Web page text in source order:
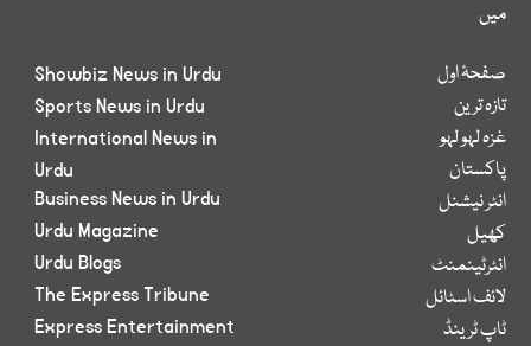
میں
صفحۂ اول
تازہ ترین
غزہ لہو لہو
پاکستان
انٹر نیشنل
کھیل
انٹرٹینمنٹ
لائف اسٹائل
ٹاپ ٹرینڈ
Showbiz News in Urdu
Sports News in Urdu
International News in
Urdu
Business News in Urdu
Urdu Magazine
Urdu Blogs
The Express Tribune
Express Entertainment